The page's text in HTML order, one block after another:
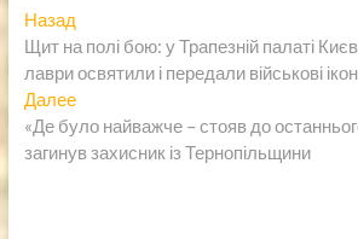
Навигация
по
записям
НазадПредыдущая
запись:
Щит на полі бою: у Трапезній палаті
лаври освятили і передали військові
ДалееСледующая
запись:
«Де було найважче – стояв до
загинув захисник із Тернопільщини